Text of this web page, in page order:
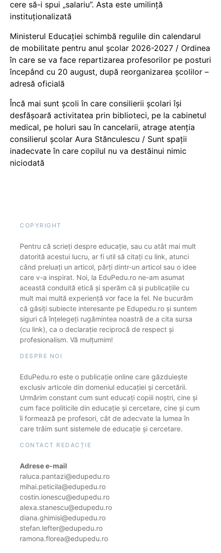
cere să-i spui „salariu”. Asta este umilință
instituționalizată
Ministerul Educației schimbă regulile din calendarul
de mobilitate pentru anul școlar 2026-2027 / Ordinea
în care se va face repartizarea profesorilor pe posturi
începând cu 20 august, după reorganizarea școlilor –
adresă oficială
Încă mai sunt școli în care consilierii școlari își
desfășoară activitatea prin biblioteci, pe la cabinetul
medical, pe holuri sau în cancelarii, atrage atenția
consilierul școlar Aura Stănculescu / Sunt spații
inadecvate în care copilul nu va destăinui nimic
niciodată
COPYRIGHT
Pentru că scrieți despre educație, sau cu atât mai mult
datorită acestui lucru, ar fi util să citați cu link, atunci
când preluați un articol, părți dintr-un articol sau o idee
care v-a inspirat. Noi, la EduPedu.ro ne-am asumat
această conduită etică și sperăm că și publicațiile cu
mult mai multă experiență vor face la fel. Ne bucurăm
că găsiți subiecte interesante pe Edupedu.ro și suntem
siguri că înțelegeți rugămintea noastră de a cita sursa
(cu link), ca o declarație reciprocă de respect și
profesionalism. Vă mulțumim!
DESPRE NOI
EduPedu.ro este o publicație online care găzduiește
exclusiv articole din domeniul educației și cercetării.
Urmărim constant cum sunt educați copiii noștri, cine și
cum face politicile din educație și cercetare, cine și cum
îi formează pe profesori, cât de adecvate la lumea în
care trăim sunt sistemele de educație și cercetare.
CONTACT REDACȚIE
Adrese e-mail
raluca.pantazi@edupedu.ro
mihai.peticila@edupedu.ro
costin.ionescu@edupedu.ro
alexa.stanescu@edupedu.ro
diana.ghimisi@edupedu.ro
stefan.lefter@edupedu.ro
ramona.florea@edupedu.ro